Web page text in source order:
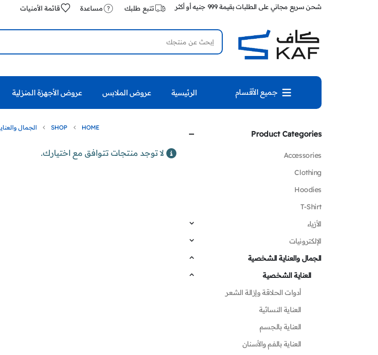
شحن سريع مجاني على الطلبات بقيمة 999 جنيه أو أكثر تتبع طلبك مساعدة قائمة الأمنيات
جميع الأقسام الرئيسية عروض الملابس عروض الأجهزة المنزلية
HOME
SHOP الجمال
لا توجد منتجات تتوافق مع اختيارك.
Product Categories
Accessories
Clothing
Hoodies
T-Shirt
الأزياء
الإلكترونيات
الجمال والعناية الشخصية
العناية الشخصية
أدوات الحلاقة وإزالة الشعر
العناية النسائية
العناية بالجسم
العناية بالفم والأسنان